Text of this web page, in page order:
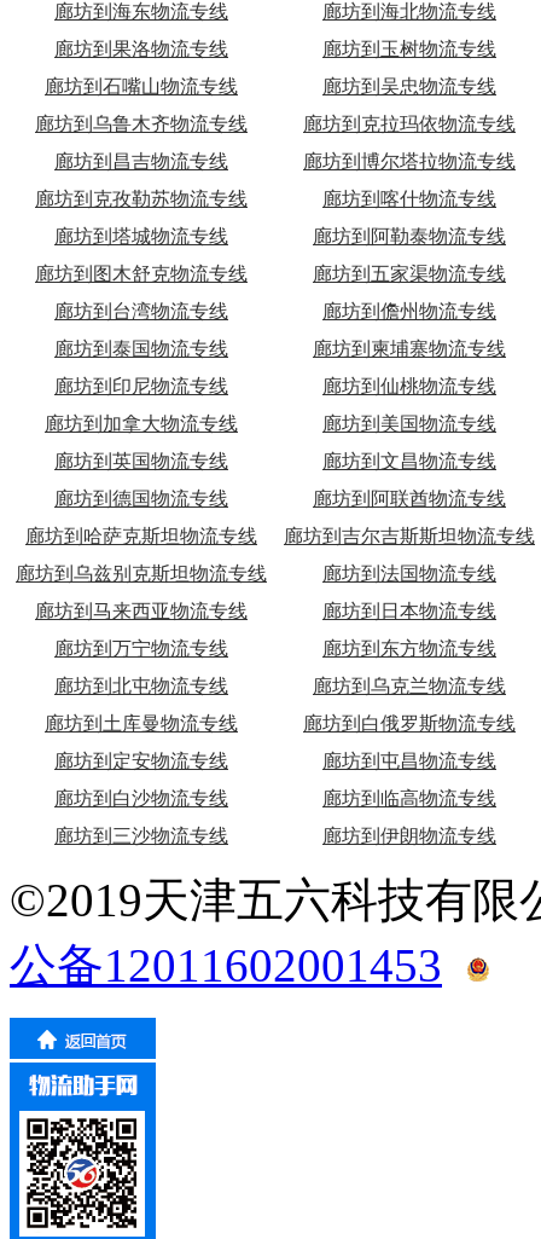
廊坊到海东物流专线
廊坊到海北物流专线
廊坊到果洛物流专线
廊坊到玉树物流专线
廊坊到石嘴山物流专线
廊坊到吴忠物流专线
廊坊到乌鲁木齐物流专线
廊坊到克拉玛依物流专线
廊坊到昌吉物流专线
廊坊到博尔塔拉物流专线
廊坊到克孜勒苏物流专线
廊坊到喀什物流专线
廊坊到塔城物流专线
廊坊到阿勒泰物流专线
廊坊到图木舒克物流专线
廊坊到五家渠物流专线
廊坊到台湾物流专线
廊坊到儋州物流专线
廊坊到泰国物流专线
廊坊到柬埔寨物流专线
廊坊到印尼物流专线
廊坊到仙桃物流专线
廊坊到加拿大物流专线
廊坊到美国物流专线
廊坊到英国物流专线
廊坊到文昌物流专线
廊坊到德国物流专线
廊坊到阿联酋物流专线
廊坊到哈萨克斯坦物流专线
廊坊到吉尔吉斯斯坦物流专线
廊坊到乌兹别克斯坦物流专线
廊坊到法国物流专线
廊坊到马来西亚物流专线
廊坊到日本物流专线
廊坊到万宁物流专线
廊坊到东方物流专线
廊坊到北屯物流专线
廊坊到乌克兰物流专线
廊坊到土库曼物流专线
廊坊到白俄罗斯物流专线
廊坊到定安物流专线
廊坊到屯昌物流专线
廊坊到白沙物流专线
廊坊到临高物流专线
廊坊到三沙物流专线
廊坊到伊朗物流专线
©2019天津五六科技有
公备12011602001453